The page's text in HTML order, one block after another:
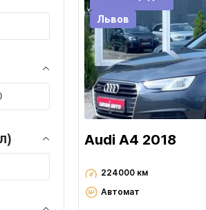
Львов
Audi A4 2018
224000 км
Автомат